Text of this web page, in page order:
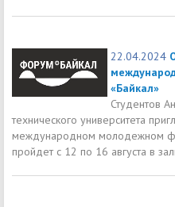
22.04.2024
«Байкал»
Студентов
технического университета
международном молодежном
пройдет с 12 по 16 августа в